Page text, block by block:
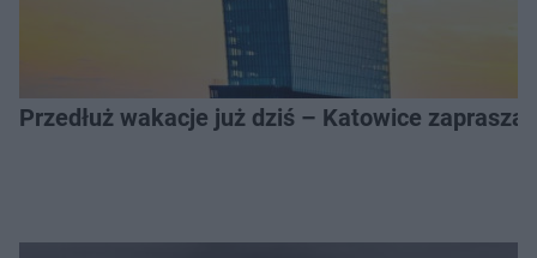
Przedłuż wakacje już dziś – Katowice